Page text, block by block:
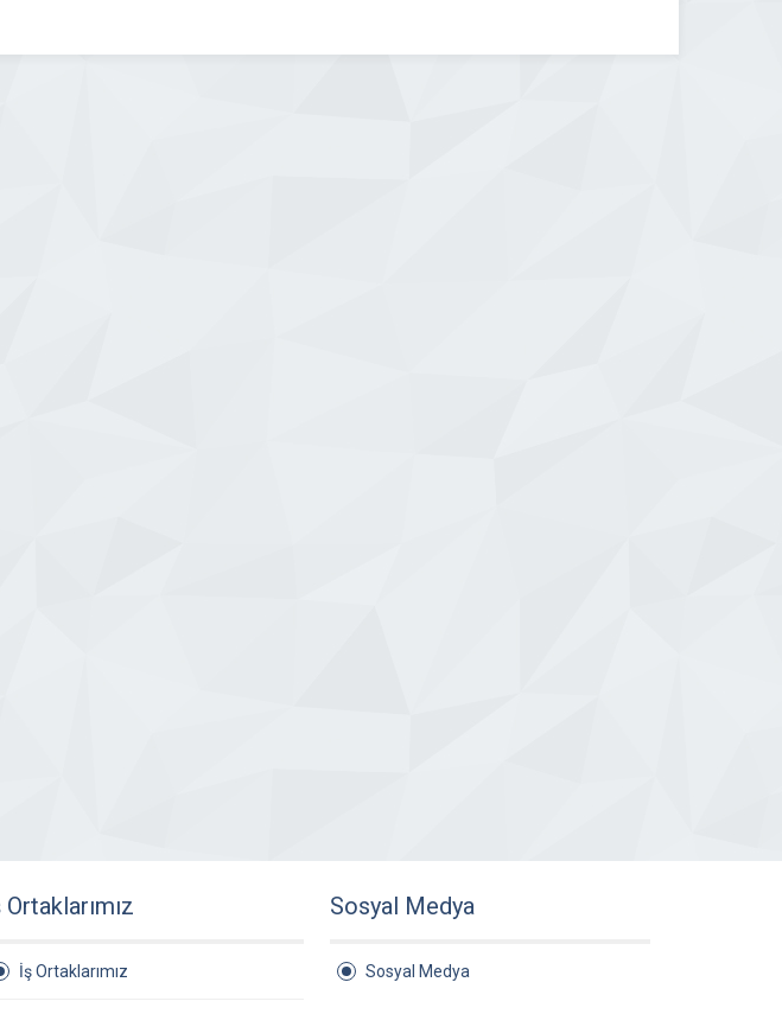
[…]
Ortaklarımız
İş Ortaklarımız
Sosyal Medya
Sosyal Medya